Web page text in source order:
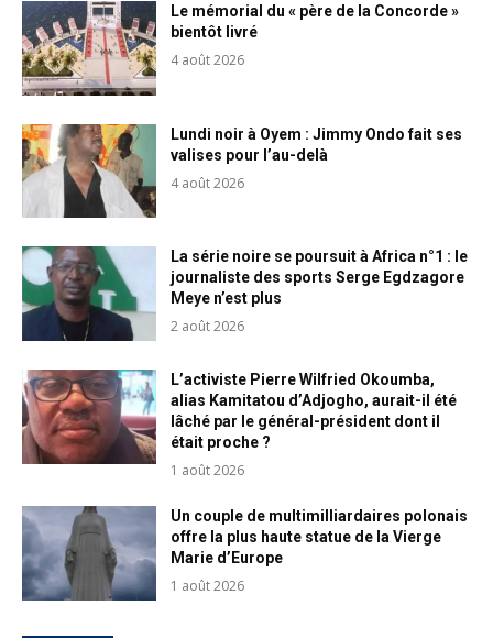
Le mémorial du « père de la Concorde »
bientôt livré
4 août 2026
Lundi noir à Oyem : Jimmy Ondo fait ses
valises pour l’au-delà
4 août 2026
La série noire se poursuit à Africa n°1 : le
journaliste des sports Serge Egdzagore
Meye n’est plus
2 août 2026
L’activiste Pierre Wilfried Okoumba,
alias Kamitatou d’Adjogho, aurait-il été
lâché par le général-président dont il
était proche ?
1 août 2026
Un couple de multimilliardaires polonais
offre la plus haute statue de la Vierge
Marie d’Europe
1 août 2026